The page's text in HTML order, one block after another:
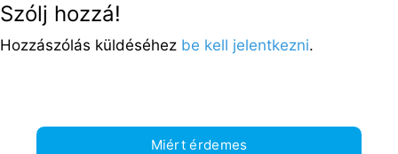
Szólj hozzá!
Hozzászólás küldéséhez be kell jelentkezni.
Miért érdemes